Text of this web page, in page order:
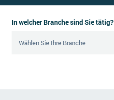
In welcher Branche sind Sie tätig?